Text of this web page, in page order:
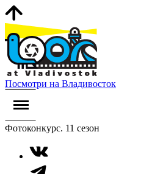
Посмотри на Владивосток
Фотоконкурс. 11 сезон